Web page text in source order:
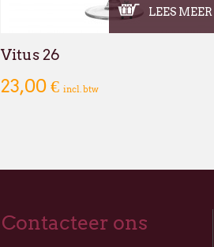
LEES MEER
Vitus 26
23,00 €incl. btw
Contacteer ons